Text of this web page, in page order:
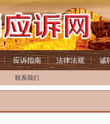
应诉指南 法律法规 诚
联系我们